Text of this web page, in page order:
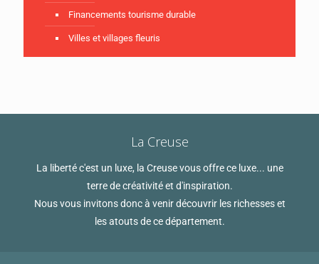
Financements tourisme durable
Villes et villages fleuris
La Creuse
La liberté c'est un luxe, la Creuse vous offre ce luxe... une
terre de créativité et d'inspiration.
Nous vous invitons donc à venir découvrir les richesses et
les atouts de ce département.